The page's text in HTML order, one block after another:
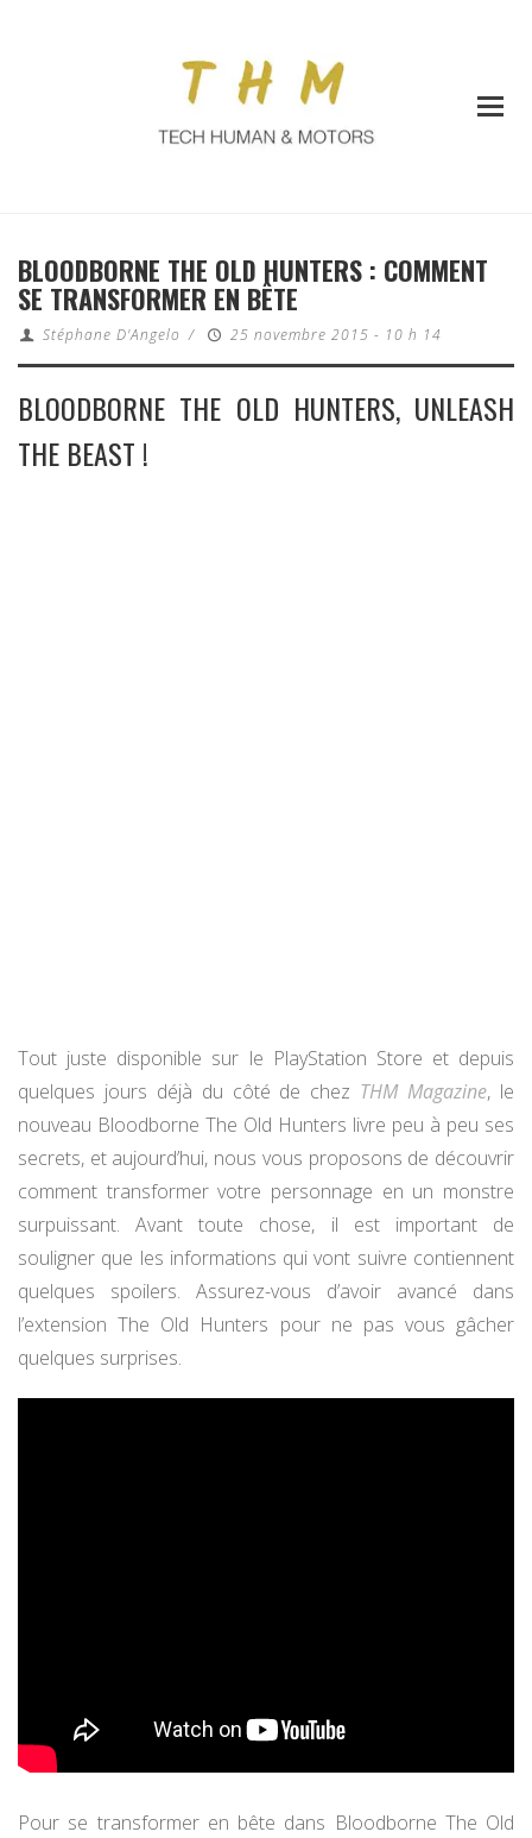
BLOODBORNE THE OLD HUNTERS : COMMENT
SE TRANSFORMER EN BÊTE
Stéphane D'Angelo / 25 novembre 2015 - 10 h 14
BLOODBORNE THE OLD HUNTERS, UNLEASH
THE BEAST !
Tout juste disponible sur le PlayStation Store et depuis
quelques jours déjà du côté de chez THM Magazine, le
nouveau Bloodborne The Old Hunters livre peu à peu ses
secrets, et aujourd’hui, nous vous proposons de découvrir
comment transformer votre personnage en un monstre
surpuissant. Avant toute chose, il est important de
souligner que les informations qui vont suivre contiennent
quelques spoilers. Assurez-vous d’avoir avancé dans
l’extension The Old Hunters pour ne pas vous gâcher
quelques surprises.
Pour se transformer en bête dans Bloodborne The Old